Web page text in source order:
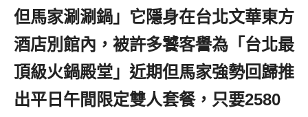
但馬家涮涮鍋」它隱身在台北文華東方
酒店別館內，被許多饕客譽為「台北最
頂級火鍋殿堂」近期但馬家強勢回歸推
出平日午間限定雙人套餐，只要2580